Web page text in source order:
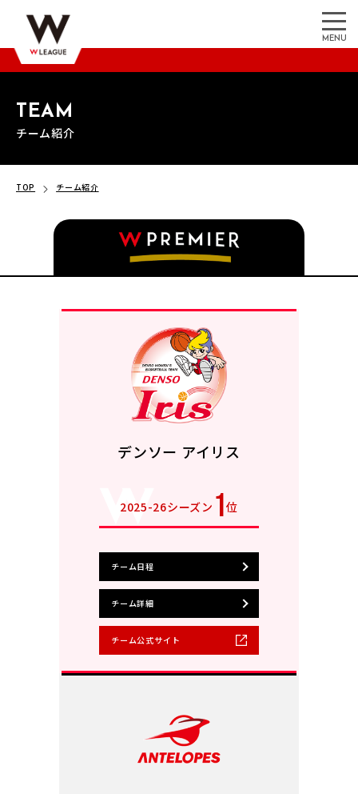
MENU
TEAM
チーム紹介
TOP チーム紹介
デンソー アイリス
2025-26シーズン 1位
チーム日程
チーム詳細
チーム公式サイト